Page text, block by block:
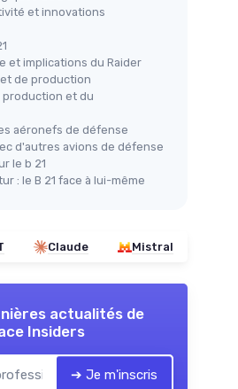
et innovations
et implications du Raider
de production
production et du
aéronefs de défense
d'autres avions de défense
le b 21
: le B 21 face à lui-même
Claude Mistral
actualités de
Insiders
➔ Je m'inscris